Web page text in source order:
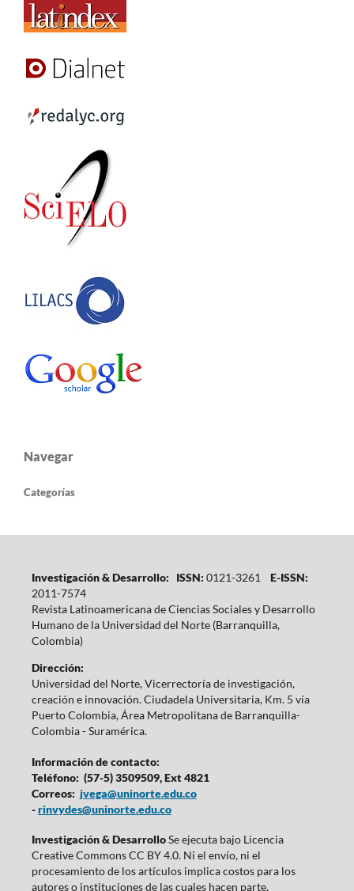
Navegar
Categorías
Investigación & Desarrollo: ISSN: 0121-3261
E-ISSN:
2011-7574
Revista Latinoamericana de Ciencias Sociales y Desarrollo
Humano de la Universidad del Norte (Barranquilla,
Colombia)
Dirección:
Universidad del Norte, Vicerrectoría de investigación,
creación e innovación. Ciudadela Universitaria, Km. 5 vía
Puerto Colombia, Área Metropolitana de Barranquilla-
Colombia - Suramérica.
Información de contacto:
Teléfono: (57-5) 3509509, Ext 4821
Correos: jvega@uninorte.edu.co
-rinvydes@uninorte.edu.co
Investigación & DesarrolloSe ejecuta bajo Licencia
Creative Commons CC BY 4.0. Ni el envío, ni el
procesamiento de los artículos implica costos para los
autores o instituciones de las cuales hacen parte.